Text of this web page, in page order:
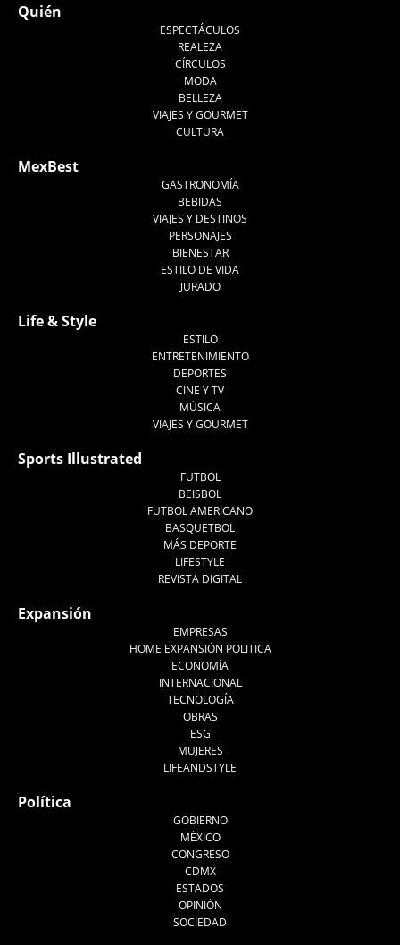
Quién
ESPECTÁCULOS
REALEZA
CÍRCULOS
MODA
BELLEZA
VIAJES Y GOURMET
CULTURA
MexBest
GASTRONOMÍA
BEBIDAS
VIAJES Y DESTINOS
PERSONAJES
BIENESTAR
ESTILO DE VIDA
JURADO
Life & Style
ESTILO
ENTRETENIMIENTO
DEPORTES
CINE Y TV
MÚSICA
VIAJES Y GOURMET
Sports Illustrated
FUTBOL
BEISBOL
FUTBOL AMERICANO
BASQUETBOL
MÁS DEPORTE
LIFESTYLE
REVISTA DIGITAL
Expansión
EMPRESAS
HOME EXPANSIÓN POLITICA
ECONOMÍA
INTERNACIONAL
TECNOLOGÍA
OBRAS
ESG
MUJERES
LIFEANDSTYLE
Política
GOBIERNO
MÉXICO
CONGRESO
CDMX
ESTADOS
OPINIÓN
SOCIEDAD